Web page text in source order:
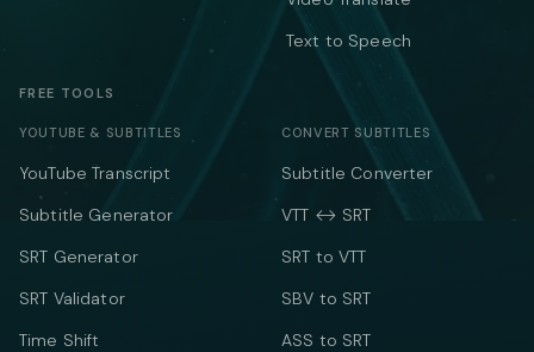
Text to Speech
FREE TOOLS
YOUTUBE & SUBTITLES
YouTube Transcript
Subtitle Generator
SRT Generator
SRT Validator
Time Shift
CONVERT SUBTITLES
Subtitle Converter
VTT ↔ SRT
SRT to VTT
SBV to SRT
ASS to SRT